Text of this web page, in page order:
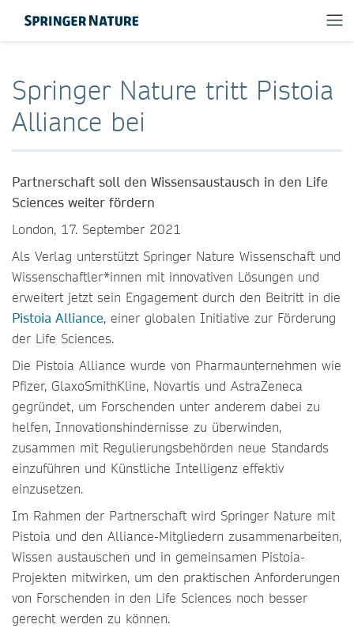
Springer Nature tritt Pistoia
Alliance bei
Partnerschaft soll den Wissensaustausch in den Life
Sciences weiter fördern
London, 17. September 2021
Als Verlag unterstützt Springer Nature Wissenschaft und
Wissenschaftler*innen mit innovativen Lösungen und
erweitert jetzt sein Engagement durch den Beitritt in die
Pistoia Alliance, einer globalen Initiative zur Förderung
der Life Sciences.
Die Pistoia Alliance wurde von Pharmaunternehmen wie
Pfizer, GlaxoSmithKline, Novartis und AstraZeneca
gegründet, um Forschenden unter anderem dabei zu
helfen, Innovationshindernisse zu überwinden,
zusammen mit Regulierungsbehörden neue Standards
einzuführen und Künstliche Intelligenz effektiv
einzusetzen.
Im Rahmen der Partnerschaft wird Springer Nature mit
Pistoia und den Alliance-Mitgliedern zusammenarbeiten,
Wissen austauschen und in gemeinsamen Pistoia-
Projekten mitwirken, um den praktischen Anforderungen
von Forschenden in den Life Sciences noch besser
gerecht werden zu können.